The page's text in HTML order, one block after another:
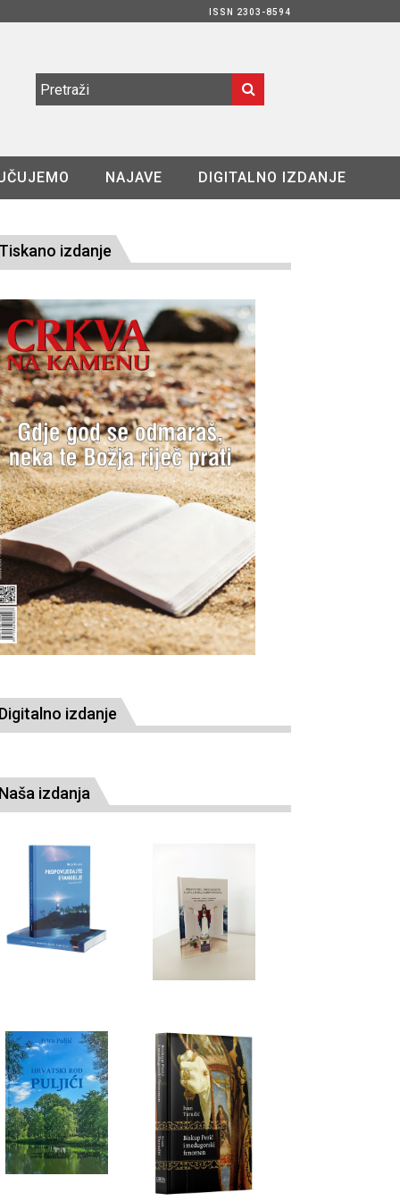
ISSN 2303-8594
NAJAVE DIGITALNO IZDANJE
Tiskano izdanje
Digitalno izdanje
Naša izdanja